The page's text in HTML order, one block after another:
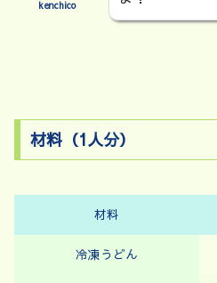
kenchico
材料（1人分）
材料
冷凍うどん